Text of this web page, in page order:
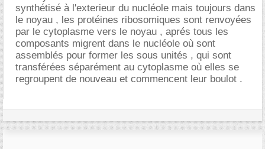
synthétisé à l'exterieur du nucléole mais toujours dans
le noyau , les protéines ribosomiques sont renvoyées
par le cytoplasme vers le noyau , aprés tous les
composants migrent dans le nucléole où sont
assemblés pour former les sous unités , qui sont
transférées séparément au cytoplasme où elles se
regroupent de nouveau et commencent leur boulot .